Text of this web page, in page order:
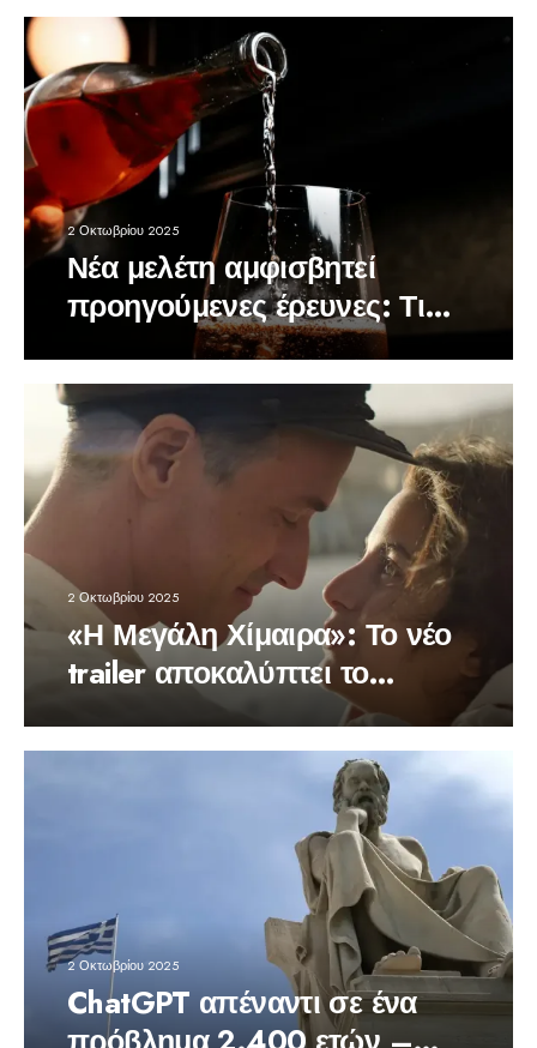
2 Οκτωβρίου 2025
Νέα μελέτη αμφισβητεί
προηγούμενες έρευνες: Τι
ισχύει για αλκοόλ και άνοια
2 Οκτωβρίου 2025
«Η Μεγάλη Χίμαιρα»: Το νέο
trailer αποκαλύπτει το
σκοτεινό ταξίδι της Μαρίνας
2 Οκτωβρίου 2025
ChatGPT απέναντι σε ένα